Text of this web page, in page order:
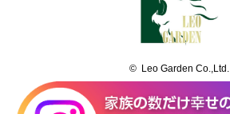
© Leo Garden Co.,Ltd.